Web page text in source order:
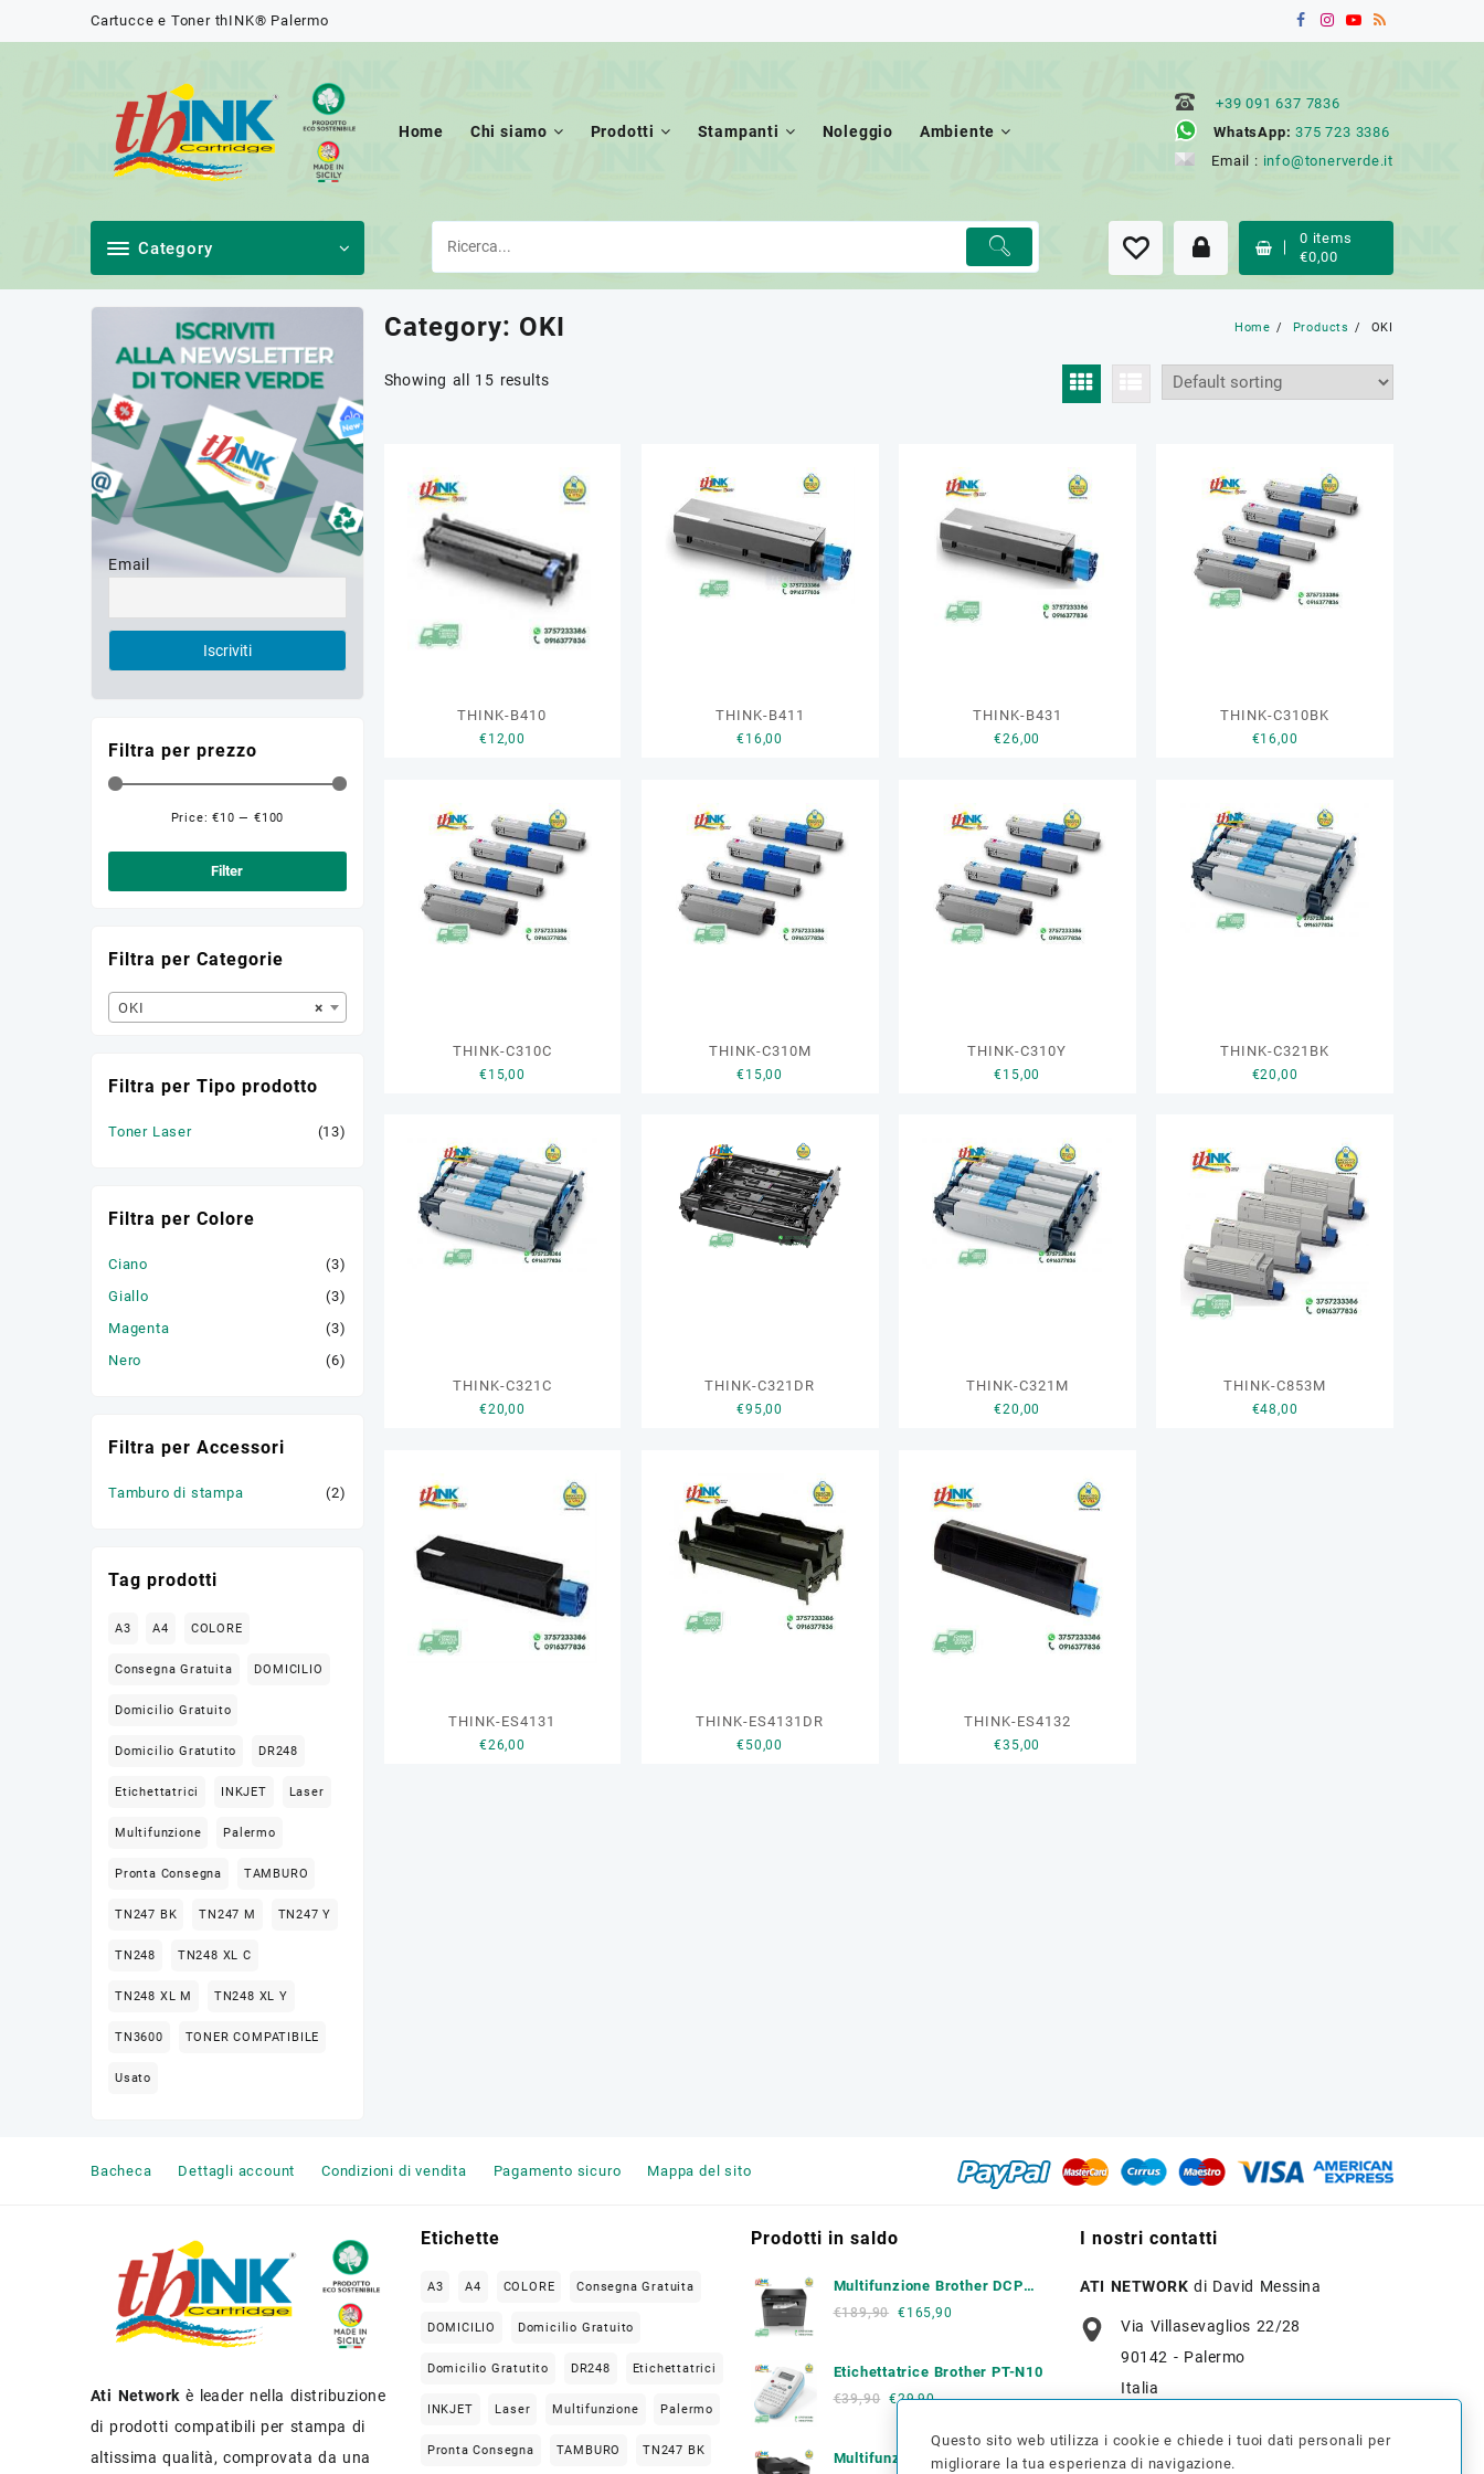
Cartucce e Toner thINK® Palermo
Home Chi siamo Prodotti Stampanti Noleggio Ambiente
+39 091 637 7836
WhatsApp: 375 723 3386
Email : info@tonerverde.it
Category 0 items
€0,00
Category: OKI Home Products OKI
Showing all 15 results
THINK-B410
€12,00
THINK-B411
€16,00
THINK-B431
€26,00
THINK-C310BK
€16,00
THINK-C310C
€15,00
THINK-C310M
€15,00
THINK-C310Y
€15,00
THINK-C321BK
€20,00
THINK-C321C
€20,00
THINK-C321DR
€95,00
THINK-C321M
€20,00
THINK-C853M
€48,00
THINK-ES4131
€26,00
THINK-ES4131DR
€50,00
THINK-ES4132
€35,00
Email
Filtra per prezzo
Filter
Price:€10 — €100
Filtra per Categorie
×
OKI
Filtra per Tipo prodotto
Toner Laser (13)
Filtra per Colore
Ciano
(3)
Giallo
(3)
Magenta
(3)
Nero
(6)
Filtra per Accessori
Tamburo di stampa (2)
Tag prodotti
A3 A4 COLORE
Consegna Gratuita DOMICILIO
Domicilio Gratuito
Domicilio Gratutito DR248
Etichettatrici INKJET Laser
Multifunzione Palermo
Pronta Consegna TAMBURO
TN247 BK TN247 M TN247 Y
TN248 TN248 XL C
TN248 XL M TN248 XL Y
TN3600 TONER COMPATIBILE
Usato
Bacheca Dettagli account Condizioni di vendita Pagamento sicuro Mappa del sito
Ati Network è leader nella distribuzione
di prodotti compatibili per stampa di
altissima qualità, comprovata da una
Etichette
A3 A4 COLORE Consegna Gratuita
DOMICILIO Domicilio Gratuito
Domicilio Gratutito DR248 Etichettatrici
INKJET Laser Multifunzione Palermo
Pronta Consegna TAMBURO TN247 BK
Prodotti in saldo
Multifunzione Brother DCP
L2620 DW
€189,90 €165,90
Etichettatrice Brother PT-N10
€39,90 €29,90
Multifunzione Brother MFC
I nostri contatti
ATI NETWORK di David Messina
Via Villasevaglios 22/28
90142 - Palermo
Italia
Questo sito web utilizza i cookie e chiede i tuoi dati personali per
migliorare la tua esperienza di navigazione.